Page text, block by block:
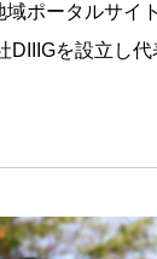
ポータルサイ
DIIIGを設立し代